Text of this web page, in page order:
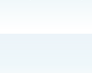
muhoalong